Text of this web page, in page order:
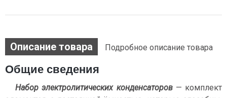
Описание товара Подробное описание товара
Общие сведения
Набор электролитических конденсаторов— комплект